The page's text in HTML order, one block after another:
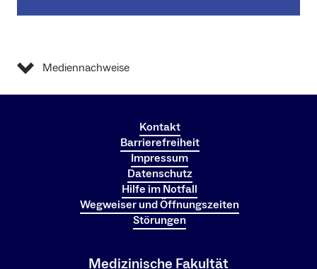
Mediennachweise
Kontakt
Barrierefreiheit
Impressum
Datenschutz
Hilfe im Notfall
Wegweiser und Öffnungszeiten
Störungen
Medizinische Fakultät